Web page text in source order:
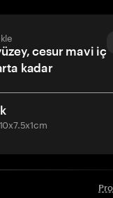
cesur mavi iç
kadar